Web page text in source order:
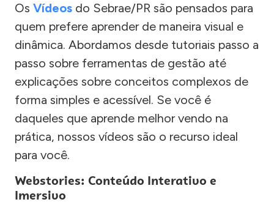
Os Vídeos do Sebrae/PR são pensados para
quem prefere aprender de maneira visual e
dinâmica. Abordamos desde tutoriais passo a
passo sobre ferramentas de gestão até
explicações sobre conceitos complexos de
forma simples e acessível. Se você é
daqueles que aprende melhor vendo na
prática, nossos vídeos são o recurso ideal
para você.
Webstories: Conteúdo Interativo e
Imersivo